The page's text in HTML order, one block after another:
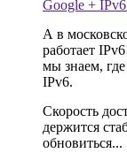
Google +
А в
работает
мы знаем,
IPv6.
Скорость
держится
обновиться...